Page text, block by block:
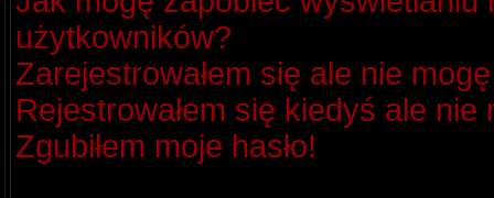
użytkowników?
Zarejestrowałem się ale nie
Rejestrowałem się kiedyś ale
Zgubiłem moje hasło!